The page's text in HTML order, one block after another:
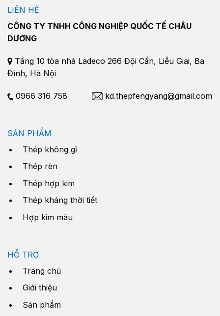
LIÊN HỆ
CÔNG TY TNHH CÔNG NGHIỆP QUỐC TẾ CHÂU
DƯƠNG
Tầng 10 tòa nhà Ladeco 266 Đội Cấn, Liễu Giai, Ba
Đình, Hà Nội
0966 316 758 kd.thepfengyang@gmail.com
SẢN PHẨM
Thép không gỉ
Thép rèn
Thép hợp kim
Thép kháng thời tiết
Hợp kim màu
HỖ TRỢ
Trang chủ
Giới thiệu
Sản phẩm